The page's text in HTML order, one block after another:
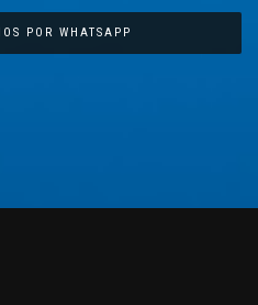
POR WHATSAPP